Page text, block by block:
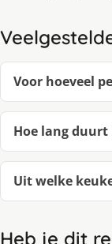
Voor hoeveel
Hoe lang duurt
Uit welke
Heb je dit